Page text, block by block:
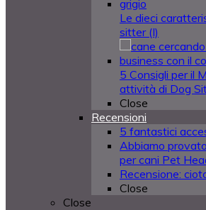
Le dieci
sitter (I)
5 Consigli per il
attività di Dog
Close
Recensioni
5 fantastici
Abbiamo
per cani Pet
Recensione:
Close
Close